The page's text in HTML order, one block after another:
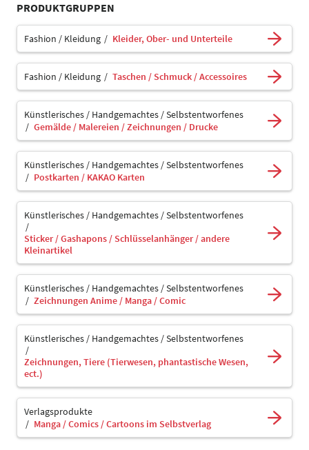
PRODUKTGRUPPEN
Fashion / Kleidung Kleider, Ober- und Unterteile
Fashion / Kleidung Taschen / Schmuck / Accessoires
Künstlerisches / Handgemachtes / Selbstentworfenes
Gemälde / Malereien / Zeichnungen / Drucke
Künstlerisches / Handgemachtes / Selbstentworfenes
Postkarten / KAKAO Karten
Künstlerisches / Handgemachtes / Selbstentworfenes
Sticker / Gashapons / Schlüsselanhänger / andere
Kleinartikel
Künstlerisches / Handgemachtes / Selbstentworfenes
Zeichnungen Anime / Manga / Comic
Künstlerisches / Handgemachtes / Selbstentworfenes
Zeichnungen, Tiere (Tierwesen, phantastische Wesen,
ect.)
Verlagsprodukte
Manga / Comics / Cartoons im Selbstverlag